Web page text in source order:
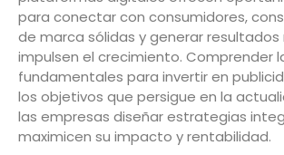
para conectar con consumidores,
de marca sólidas y generar
impulsen el crecimiento. Comprender
fundamentales para invertir en
los objetivos que persigue en la
las empresas diseñar estrategias
maximicen su impacto y rentabilidad.